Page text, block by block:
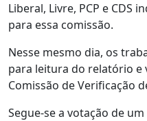
Liberal, Livre, PCP e CDS
para essa comissão.
Nesse mesmo dia, os
para leitura do relatório e
Comissão de Verificação
Segue-se a votação de